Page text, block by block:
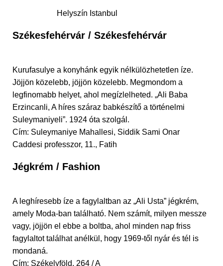
Helyszín Istanbul
Székesfehérvár / Székesfehérvár
Kurufasulye a konyhánk egyik nélkülözhetetlen íze.
Jöjjön közelebb, jöjjön közelebb. Megmondom a
legfinomabb helyet, ahol megízlelheted. „Ali Baba
Erzincanli, A híres száraz babkészítő a történelmi
Suleymaniyeli”. 1924 óta szolgál.
Cím: Suleymaniye Mahallesi, Siddik Sami Onar
Caddesi professzor, 11., Fatih
Jégkrém / Fashion
A leghíresebb íze a fagylaltban az „Ali Usta” jégkrém,
amely Moda-ban található. Nem számít, milyen messze
vagy, jöjjön el ebbe a boltba, ahol minden nap friss
fagylaltot találhat anélkül, hogy 1969-től nyár és tél is
mondaná.
Cím: Székelyföld, 264 / A